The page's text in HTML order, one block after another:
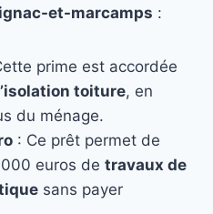
et-marcamps :
prime est accordée
toiture, en
du ménage.
: Ce prêt permet de
euros de travaux de
sans payer